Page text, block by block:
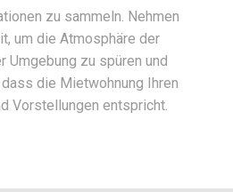
zu sammeln. Nehmen
um die Atmosphäre der
Umgebung zu spüren und
die Mietwohnung Ihren
Vorstellungen entspricht.